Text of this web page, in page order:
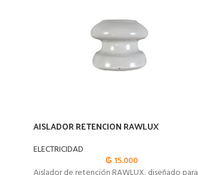
AISLADOR RETENCION RAWLUX
ELECTRICIDAD
₲ 15.000